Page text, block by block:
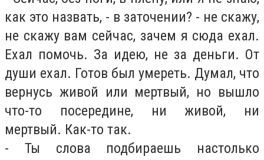
как это назвать, - в заточении? - не скажу,
не скажу вам сейчас, зачем я сюда ехал.
Ехал помочь. За идею, не за деньги. От
души ехал. Готов был умереть. Думал, что
вернусь живой или мертвый, но вышло
что-то посередине, ни живой, ни
мертвый. Как-то так.
- Ты слова подбираешь настолько